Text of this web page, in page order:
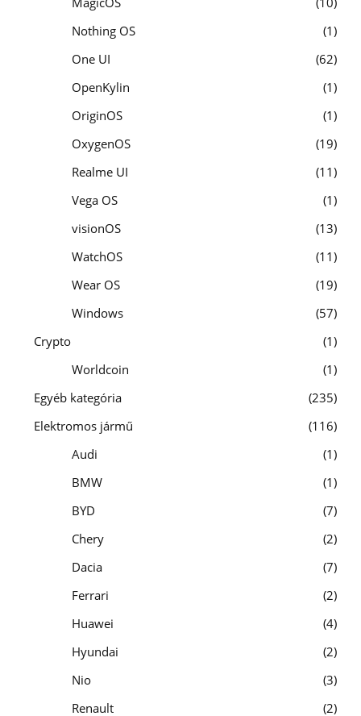
Nothing OS
1
One UI
62
OpenKylin
1
OriginOS
1
OxygenOS
19
Realme UI
11
Vega OS
1
visionOS
13
WatchOS
11
Wear OS
19
Windows
57
Crypto
1
Worldcoin
1
Egyéb kategória
235
Elektromos jármű
116
Audi
1
BMW
1
BYD
7
Chery
2
Dacia
7
Ferrari
2
Huawei
4
Hyundai
2
Nio
3
Renault
2